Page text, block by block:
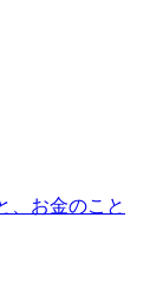
、お金のこと